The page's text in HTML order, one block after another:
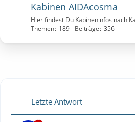
Kabinen AIDAcosma
Hier findest Du Kabineninfos nach
Themen 189 Beiträge 356
Letzte Antwort